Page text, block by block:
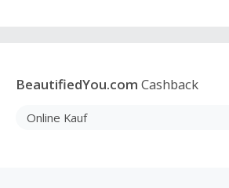
BeautifiedYou.com Cashback
Online Kauf